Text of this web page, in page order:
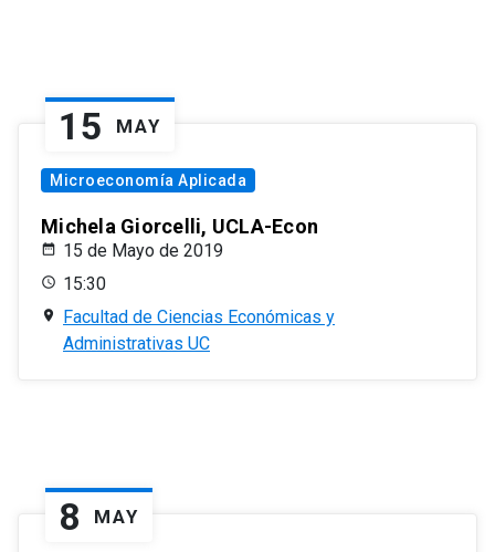
15 MAY
Microeconomía Aplicada
Michela Giorcelli, UCLA-Econ
15 de Mayo de 2019
15:30
Facultad de Ciencias Económicas y
Administrativas UC
8 MAY